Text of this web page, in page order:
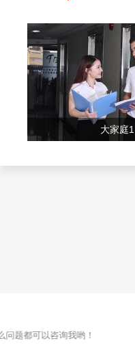
大家庭1